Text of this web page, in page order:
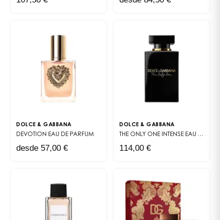
Depurado y elegante, el frasco del parfum Light Blue
refleja la pureza y luminosidad de la fragancia. Su
vidrio esmerilado y su tapón azul pastel evocan el
mar y el cielo mediterráneos. Una estética refinada,
Las variantes de la gama Light
Gabbana ha imaginado varias variaciones en torno
al parfum icónico. Descubra el conjunto de la
colección Light Blue Dolce & Gabbana , que explora
DOLCE & GABBANA
DEVOTION EAU DE PARFUM
desde 57,00 €
DOLCE & GABBANA
THE ONLY ONE INTENSE EAU DE PARFUM
114,00 €